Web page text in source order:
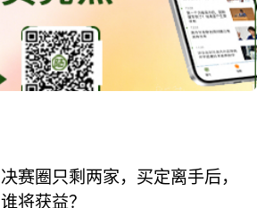
决赛圈只剩两家，买定离手后，
谁将获益？